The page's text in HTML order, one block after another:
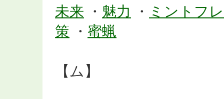
未来 ・ 魅力 ・ ミントフ
策 ・ 蜜蝋
【ム】